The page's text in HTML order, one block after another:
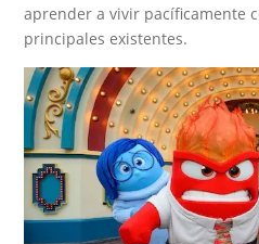
aprender a vivir pacíficamente
principales existentes.